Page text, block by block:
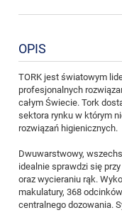
OPIS
TORK jest światowym
profesjonalnych
całym Świecie. Tork
sektora rynku w którym
rozwiązań higienicznych.
Dwuwarstwowy,
idealnie sprawdzi się
oraz wycieraniu rąk.
makulatury, 368
centralnego dozowania.